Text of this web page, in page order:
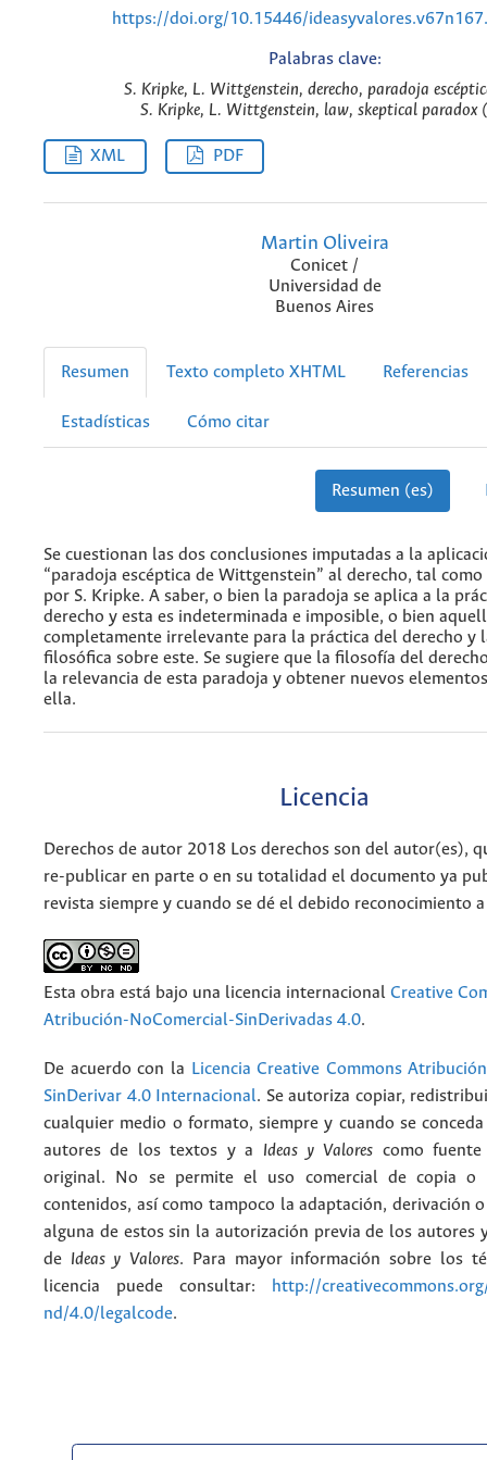
https://doi.org/10.15446/
Palabras clave:
S. Kripke, L. Wittgenstein, derecho, paradoja
S. Kripke, L. Wittgenstein, law, skeptical paradox
XML PDF
Martin Oliveira
Conicet /
Universidad de
Buenos Aires
Resumen Texto completo XHTML Referencias
Estadísticas Cómo citar
Resumen (es)
Se cuestionan las dos conclusiones imputadas a la
“paradoja escéptica de Wittgenstein” al derecho, tal
por S. Kripke. A saber, o bien la paradoja se aplica a la
derecho y esta es indeterminada e imposible, o bien
completamente irrelevante para la práctica del derecho y
filosófica sobre este. Se sugiere que la filosofía del
la relevancia de esta paradoja y obtener nuevos
ella.
Licencia
Derechos de autor 2018 Los derechos son del autor(es),
re-publicar en parte o en su totalidad el documento ya
revista siempre y cuando se dé el debido reconocimiento
Esta obra está bajo una licencia internacional Creative
Atribución-NoComercial-SinDerivadas 4.0.
De acuerdo con la Licencia Creative Commons
SinDerivar 4.0 Internacional. Se autoriza copiar,
cualquier medio o formato, siempre y cuando se
autores de los textos y a Ideas y Valores como
original. No se permite el uso comercial de copia o
contenidos, así como tampoco la adaptación, derivación
alguna de estos sin la autorización previa de los autores
de Ideas y Valores. Para mayor información sobre los
licencia puede consultar:
http://
nd/4.0/legalcode.